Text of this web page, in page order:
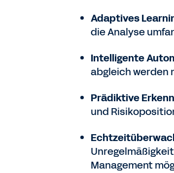
Adaptives
die Analyse
Intelligente
abgleich werden
Prädiktive
und
Management